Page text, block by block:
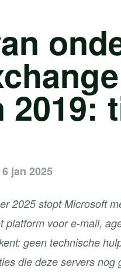
2019:
jan 2025
2025 stopt Microsoft
platform voor e-mail,
geen technische
die deze servers nog